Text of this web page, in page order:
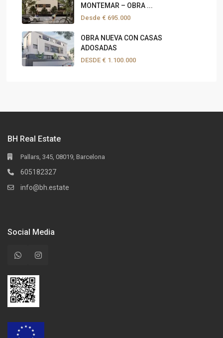
MONTEMAR – OBRA ...
Desde € 695.000
OBRA NUEVA CON CASAS
ADOSADAS
DESDE € 1.100.000
BH Real Estate
Pallars, 345, 08019, Barcelona
605182327
info@bh.estate
Social Media